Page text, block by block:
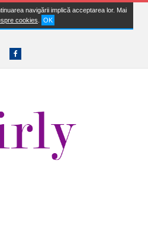
navigării implică acceptarea lor. Mai
cookies OK
Facebook